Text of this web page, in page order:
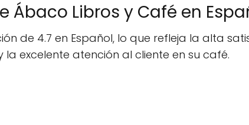
Ábaco Libros y Café en
de 4.7 en Español, lo que refleja la alta
la excelente atención al cliente en su café.